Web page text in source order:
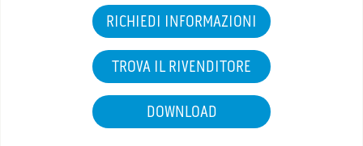
ASSISTENZA E GARANZIE
CENTRI ASSISTENZA E RICAMBI
RICHIEDI INFORMAZIONI
TROVA IL RIVENDITORE
DOWNLOAD